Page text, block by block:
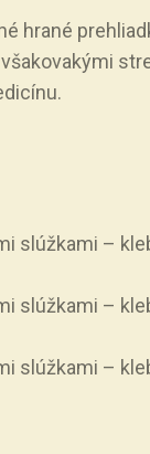
hrané
slúžkami –
slúžkami –
slúžkami –